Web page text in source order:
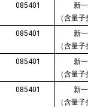
085401
新
（含量
085401
新
（含量
085401
新
（含量
085401
新
（含量